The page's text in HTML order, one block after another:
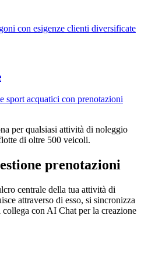
con esigenze clienti diversificate
sport acquatici con prenotazioni
per qualsiasi attività di noleggio
di oltre 500 veicoli.
prenotazioni
centrale della tua attività di
attraverso di esso, si sincronizza
con AI Chat per la creazione